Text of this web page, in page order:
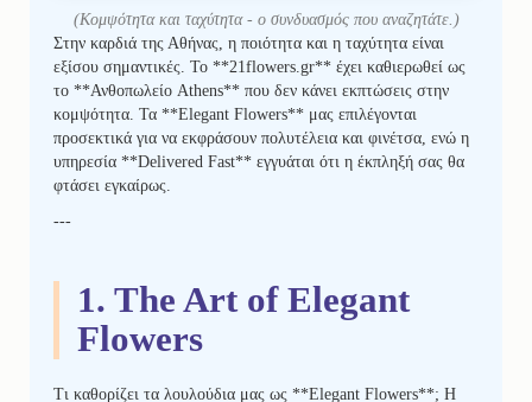
(Κομψότητα και ταχύτητα - ο συνδυασμός που αναζητάτε.)
Στην καρδιά της Αθήνας, η ποιότητα και η ταχύτητα είναι
εξίσου σημαντικές. Το **21flowers.gr** έχει καθιερωθεί ως
το **Ανθοπωλείο Athens** που δεν κάνει εκπτώσεις στην
κομψότητα. Τα **Elegant Flowers** μας επιλέγονται
προσεκτικά για να εκφράσουν πολυτέλεια και φινέτσα, ενώ η
υπηρεσία **Delivered Fast** εγγυάται ότι η έκπληξή σας θα
φτάσει εγκαίρως.
---
1. The Art of Elegant
Flowers
Τι καθορίζει τα λουλούδια μας ως **Elegant Flowers**; Η